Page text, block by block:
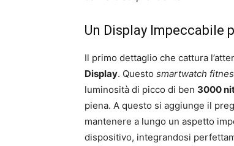
Un Display Impeccabile
Il primo dettaglio che cattura
Display. Questo smartwatch
luminosità di picco di ben 3000
piena. A questo si aggiunge il
mantenere a lungo un aspetto
dispositivo, integrandosi